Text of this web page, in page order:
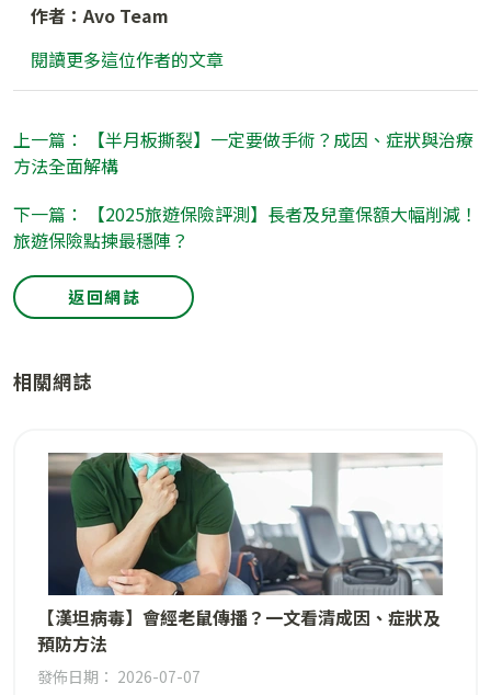
作者：Avo Team
閱讀更多這位作者的文章
上一篇： 【半月板撕裂】一定要做手術？成因、症狀與治療
方法全面解構
下一篇： 【2025旅遊保險評測】長者及兒童保額大幅削減！
旅遊保險點揀最穩陣？
返回網誌
相關網誌
【漢坦病毒】會經老鼠傳播？一文看清成因、症狀及
預防方法
發佈日期： 2026-07-07